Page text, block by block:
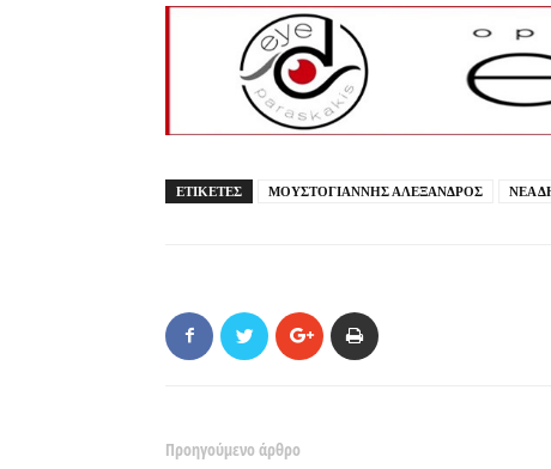
ΕΤΙΚΕΤΕΣ ΜΟΥΣΤΟΓΙΑΝΝΗΣ ΑΛΕΞΑΝΔΡΟΣ ΝΕΑ
Προηγούμενο άρθρο